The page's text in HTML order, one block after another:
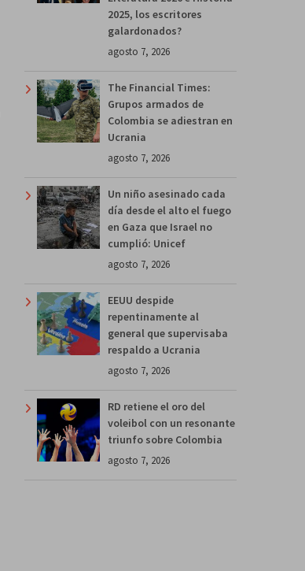
2025, los escritores
galardonados?
agosto 7, 2026
The Financial Times:
Grupos armados de
Colombia se adiestran en
Ucrania
agosto 7, 2026
Un niño asesinado cada
día desde el alto el fuego
en Gaza que Israel no
cumplió: Unicef
agosto 7, 2026
EEUU despide
repentinamente al
general que supervisaba
respaldo a Ucrania
agosto 7, 2026
RD retiene el oro del
voleibol con un resonante
triunfo sobre Colombia
agosto 7, 2026